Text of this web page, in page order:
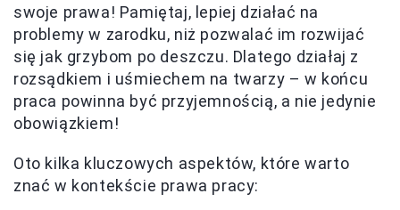
swoje prawa! Pamiętaj, lepiej działać na
problemy w zarodku, niż pozwalać im rozwijać
się jak grzybom po deszczu. Dlatego działaj z
rozsądkiem i uśmiechem na twarzy – w końcu
praca powinna być przyjemnością, a nie jedynie
obowiązkiem!
Oto kilka kluczowych aspektów, które warto
znać w kontekście prawa pracy: